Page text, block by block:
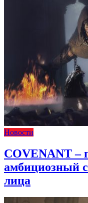
Новости
COVENANT –
амбициозный
лица